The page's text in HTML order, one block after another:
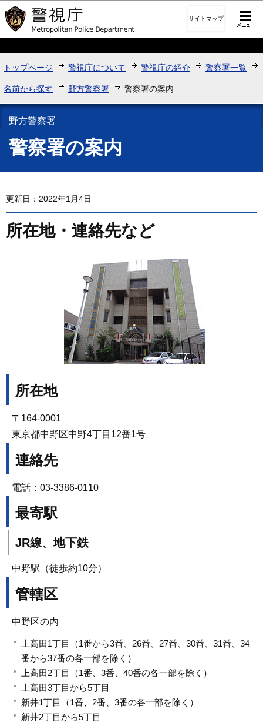
このページの本文へ移動
サイトマップ
トップページ 警視庁について 警視庁の紹介 警察署一覧
名前から探す 野方警察署 警察署の案内
野方警察署
警察署の案内
更新日：2022年1月4日
所在地・連絡先など
所在地
〒164-0001
東京都中野区中野4丁目12番1号
連絡先
電話：03-3386-0110
最寄駅
JR線、地下鉄
中野駅（徒歩約10分）
管轄区
中野区の内
上高田1丁目（1番から3番、26番、27番、30番、31番、34
番から37番の各一部を除く）
上高田2丁目（1番、3番、40番の各一部を除く）
上高田3丁目から5丁目
新井1丁目（1番、2番、3番の各一部を除く）
新井2丁目から5丁目